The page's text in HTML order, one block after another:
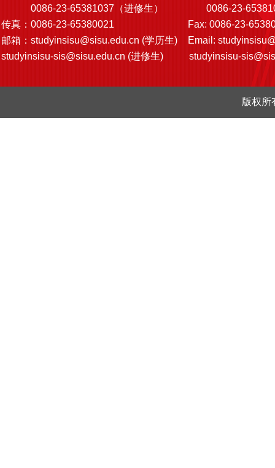
0086-23-65381037（进修生）
0086-23-
传真：0086-23-65380021
Fax: 0086-23-
邮箱： studyinsisu@sisu.edu.cn (学历生) Email:
studyinsisu-sis@sisu.edu.cn (进修生) studyinsisu-
版权所